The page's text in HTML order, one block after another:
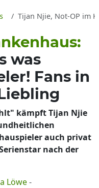
Tijan Njie, Not-OP im
was
Fans in
kämpft Tijan Njie
auch privat
nach der
Löwe-